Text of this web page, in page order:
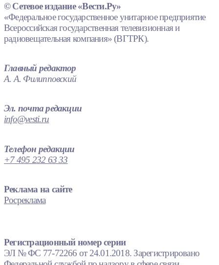
© Сетевое издание «Вести.Ру»
«Федеральное государственное унитарное предприятие
Всероссийская государственная телевизионная и
радиовещательная компания» (ВГТРК).
Главный редактор
А. А. Филипповский
Эл. почта редакции
info@vesti.ru
Телефон редакции
+7 495 232 63 33
Реклама на сайте
Росреклама
Регистрационный номер серии
ЭЛ № ФС 77-72266 от 24.01.2018. Зарегистрировано